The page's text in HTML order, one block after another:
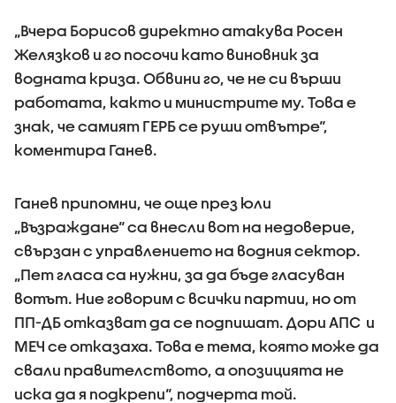
„Вчера Борисов директно атакува Росен
Желязков и го посочи като виновник за
водната криза. Обвини го, че не си върши
работата, както и министрите му. Това е
знак, че самият ГЕРБ се руши отвътре“,
коментира Ганев.
Ганев припомни, че още през юли
„Възраждане“ са внесли вот на недоверие,
свързан с управлението на водния сектор.
„Пет гласа са нужни, за да бъде гласуван
вотът. Ние говорим с всички партии, но от
ПП-ДБ отказват да се подпишат. Дори АПС и
МЕЧ се отказаха. Това е тема, която може да
свали правителството, а опозицията не
иска да я подкрепи“, подчерта той.